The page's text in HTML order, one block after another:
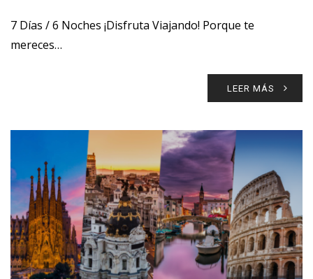
7 Días / 6 Noches ¡Disfruta Viajando! Porque te
mereces…
LEER MÁS